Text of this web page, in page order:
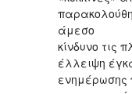
άμεσο
κίνδυνο τις
έλλειψη
ενημέρωσης